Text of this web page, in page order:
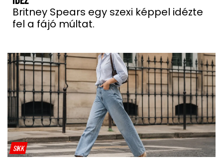
Britney Spears egy szexi képpel idézte
fel a fájó múltat.
SIKK